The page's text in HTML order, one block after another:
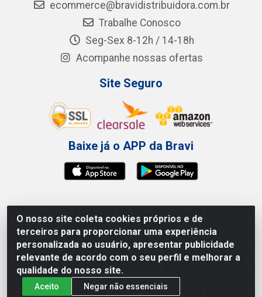
O nosso site coleta cookies próprios e de
terceiros para proporcionar uma experiência
personalizada ao usuário, apresentar publicidade
relevante de acordo com o seu perfil e melhorar a
qualidade do nosso site.
Aceito Negar não essenciais
ecommerce@bravidistribuidora.com.br
Trabalhe Conosco
Seg-Sex 8-12h / 14-18h
Acompanhe nossas ofertas
Site Seguro
Baixe já o APP da Bravi
Bravi Consumíveis de Higiene e Descartáveis EIRELI -
CNPJ 19.457.137/0001-06
Av. Sul Gov. Cid Sampaio, 3125 - Galpão 000A -
Imbiribeira - Recife/PE - CEP 51.150-010